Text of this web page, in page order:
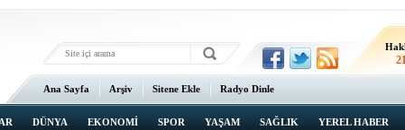
Ana Sayfa Arşiv Sitene Ekle Radyo Dinle
DÜNYA EKONOMİ SPOR YAŞAM SAĞLIK YEREL HABER